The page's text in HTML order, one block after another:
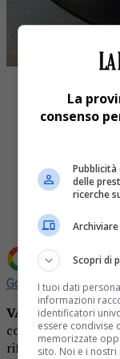
Tweet
Aggiungi La
Google
VALDINA– Il bar
così tanto da far
riferito da un
La
consenso
delle
ricerche
Scopri di
I tuoi dati
informazioni
identificatori
essere condivise
memorizzate
sito. Noi e i